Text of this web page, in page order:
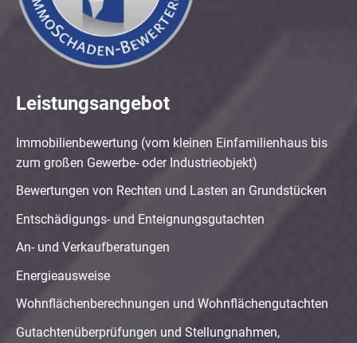
Leistungsangebot
Immobilienbewertung (vom kleinen Einfamilienhaus bis
zum großen Gewerbe- oder Industrieobjekt)
Bewertungen von Rechten und Lasten an Grundstücken
Entschädigungs- und Enteignungsgutachten
An- und Verkaufberatungen
Energieausweise
Wohnflächenberechnungen und Wohnflächengutachten
Gutachtenüberprüfungen und Stellungnahmen,